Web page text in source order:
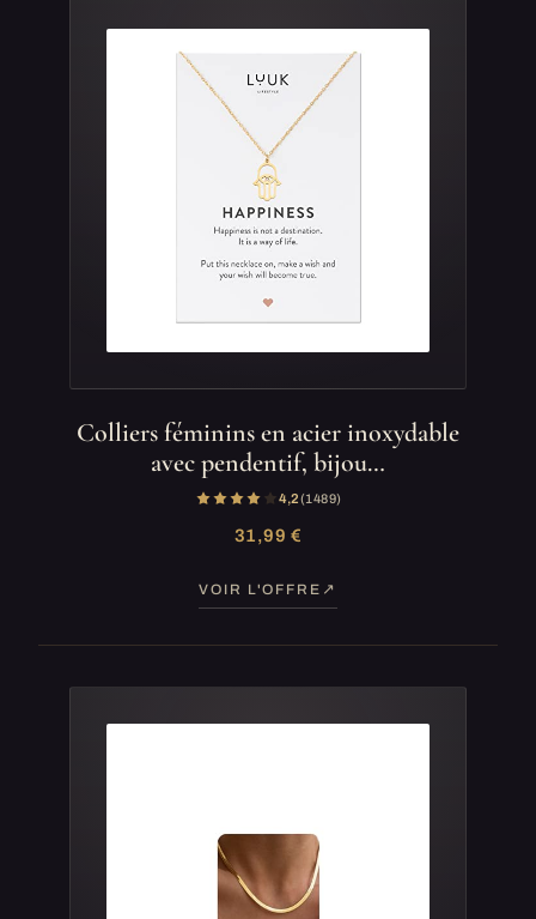
Colliers féminins en acier inoxydable
avec pendentif, bijou…
4,2(1 489)
31,99 €
VOIR L'OFFRE